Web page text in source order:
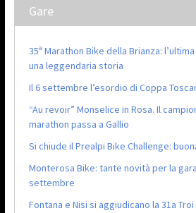
Gare
35ª Marathon Bike della Brianza:
una leggendaria storia
Il 6 settembre l’esordio di Coppa
“Au revoir” Monselice in Rosa. Il
marathon passa a Gallio
Si chiude il Prealpi Bike Challenge:
Monterosa Bike: tante novità per la
settembre
Fontana e Nisi si aggiudicano la 31a Troi